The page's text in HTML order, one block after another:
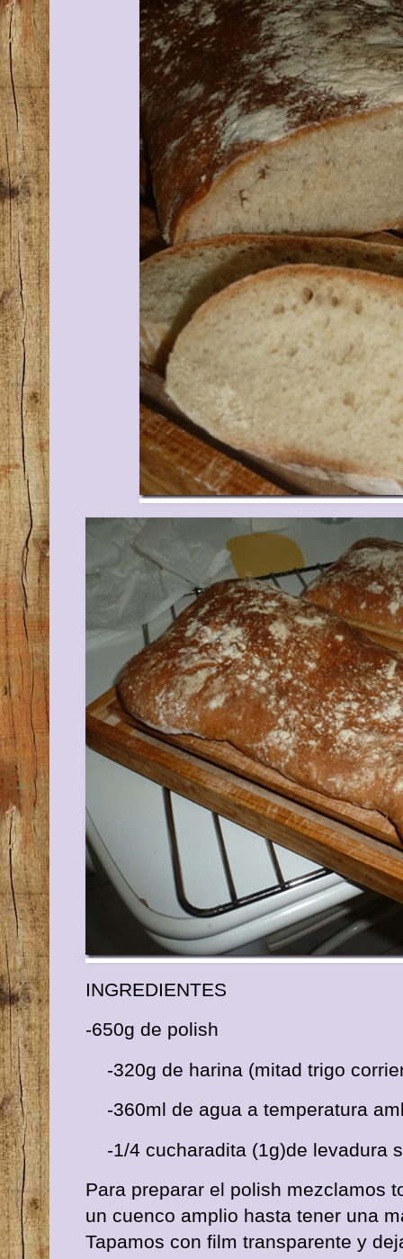
INGREDIENTES
-650g de polish
-320g de harina (mitad trigo
-360ml de agua a temperatura
-1/4 cucharadita (1g)de levadura
Para preparar el polish mezclamos
un cuenco amplio hasta tener una
Tapamos con film transparente y